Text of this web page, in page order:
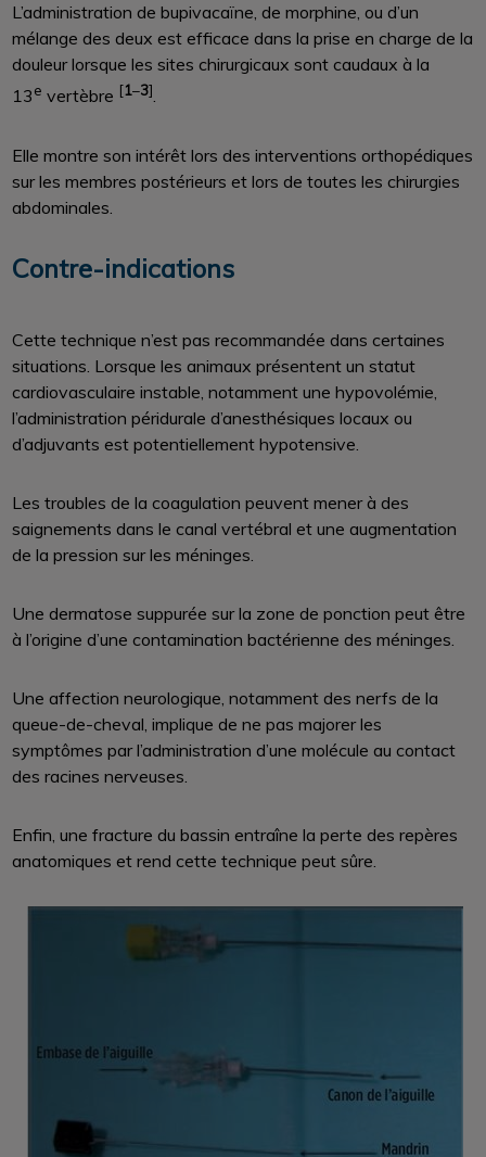
L’administration de bupivacaïne, de morphine, ou d’un
mélange des deux est efficace dans la prise en charge de la
douleur lorsque les sites chirurgicaux sont caudaux à la
13e vertèbre [1–3].
Elle montre son intérêt lors des interventions orthopédiques
sur les membres postérieurs et lors de toutes les chirurgies
abdominales.
Contre-indications
Cette technique n’est pas recommandée dans certaines
situations. Lorsque les animaux présentent un statut
cardiovasculaire instable, notamment une hypovolémie,
l’administration péridurale d’anesthésiques locaux ou
d’adjuvants est potentiellement hypotensive.
Les troubles de la coagulation peuvent mener à des
saignements dans le canal vertébral et une augmentation
de la pression sur les méninges.
Une dermatose suppurée sur la zone de ponction peut être
à l’origine d’une contamination bactérienne des méninges.
Une affection neurologique, notamment des nerfs de la
queue-de-cheval, implique de ne pas majorer les
symptômes par l’administration d’une molécule au contact
des racines nerveuses.
Enfin, une fracture du bassin entraîne la perte des repères
anatomiques et rend cette technique peut sûre.